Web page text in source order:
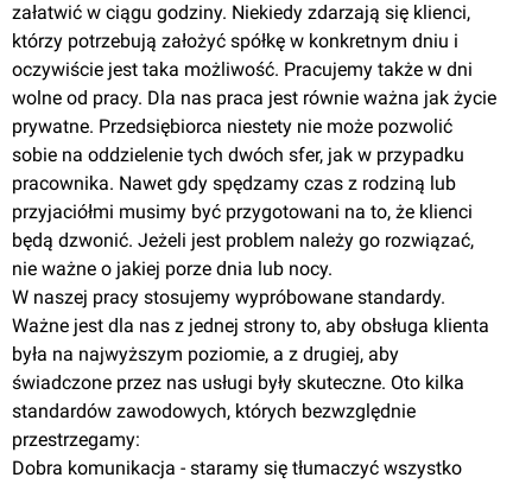
załatwić w ciągu godziny. Niekiedy zdarzają się klienci,
którzy potrzebują założyć spółkę w konkretnym dniu i
oczywiście jest taka możliwość. Pracujemy także w dni
wolne od pracy. Dla nas praca jest równie ważna jak życie
prywatne. Przedsiębiorca niestety nie może pozwolić
sobie na oddzielenie tych dwóch sfer, jak w przypadku
pracownika. Nawet gdy spędzamy czas z rodziną lub
przyjaciółmi musimy być przygotowani na to, że klienci
będą dzwonić. Jeżeli jest problem należy go rozwiązać,
nie ważne o jakiej porze dnia lub nocy.
W naszej pracy stosujemy wypróbowane standardy.
Ważne jest dla nas z jednej strony to, aby obsługa klienta
była na najwyższym poziomie, a z drugiej, aby
świadczone przez nas usługi były skuteczne. Oto kilka
standardów zawodowych, których bezwzględnie
przestrzegamy:
Dobra komunikacja - staramy się tłumaczyć wszystko